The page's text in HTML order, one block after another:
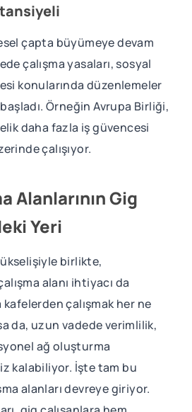
çapta büyümeye devam
çalışma yasaları, sosyal
konularında düzenlemeler
Örneğin Avrupa Birliği,
daha fazla iş güvencesi
çalışıyor.
Alanlarının Gig
Yeri
birlikte,
alanı ihtiyacı da
çalışmak her ne
da, uzun vadede verimlilik,
ağ oluşturma
kalabiliyor. İşte tam bu
alanları devreye giriyor.